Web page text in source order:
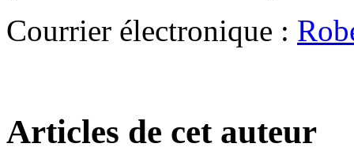
Courrier électronique :
Articles de cet auteur